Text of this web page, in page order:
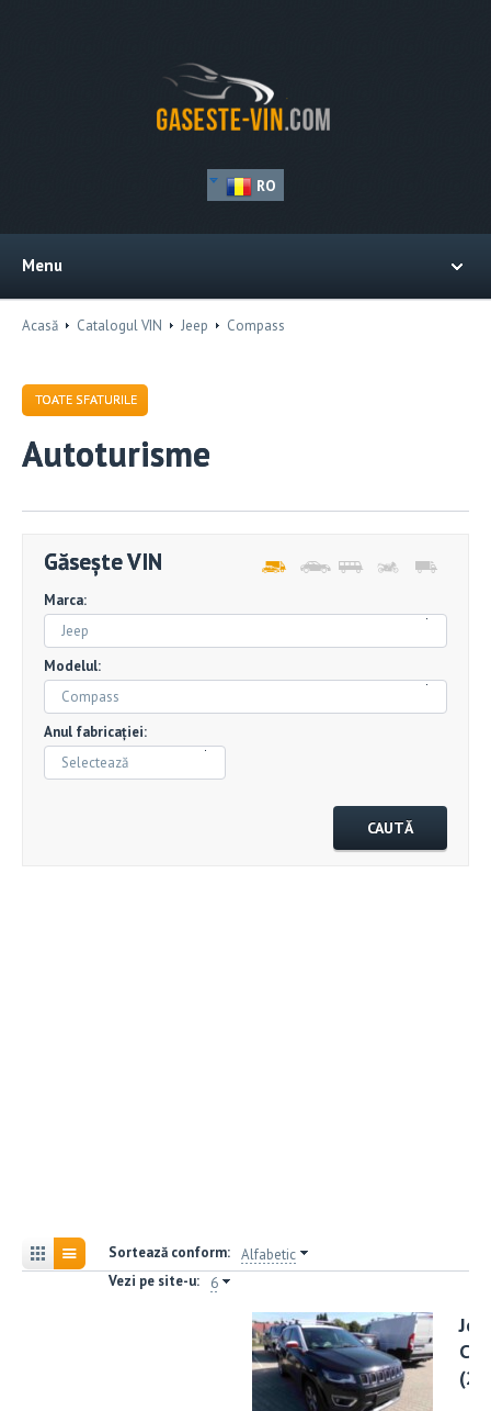
RO
Menu
Acasă Catalogul VIN Jeep Compass
TOATE SFATURILE
Autoturisme
Găsește VIN
Marca:
Jeep
Modelul:
Compass
Anul fabricației:
Selectează
Sortează conform: Alfabetic
Vezi pe site-u:
6